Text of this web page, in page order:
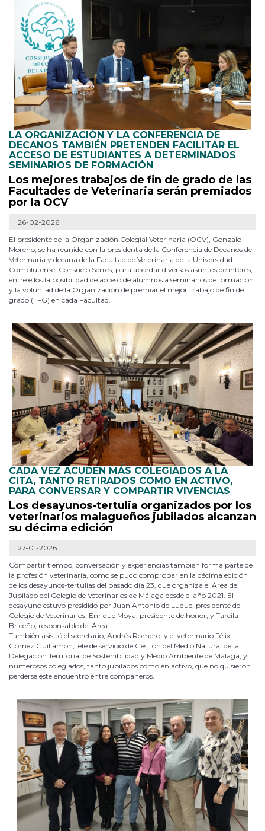
LA ORGANIZACIÓN Y LA CONFERENCIA DE
DECANOS TAMBIÉN PRETENDEN FACILITAR EL
ACCESO DE ESTUDIANTES A DETERMINADOS
SEMINARIOS DE FORMACIÓN
Los mejores trabajos de fin de grado de las
Facultades de Veterinaria serán premiados
por la OCV
26-02-2026
El presidente de la Organización Colegial Veterinaria (OCV), Gonzalo
Moreno, se ha reunido con la presidenta de la Conferencia de Decanos de
Veterinaria y decana de la Facultad de Veterinaria de la Universidad
Complutense, Consuelo Serres, para abordar diversos asuntos de interés,
entre ellos la posibilidad de acceso de alumnos a seminarios de formación
y la voluntad de la Organización de premiar el mejor trabajo de fin de
grado (TFG) en cada Facultad.
CADA VEZ ACUDEN MÁS COLEGIADOS A LA
CITA, TANTO RETIRADOS COMO EN ACTIVO,
PARA CONVERSAR Y COMPARTIR VIVENCIAS
Los desayunos-tertulia organizados por los
veterinarios malagueños jubilados alcanzan
su décima edición
27-01-2026
Compartir tiempo, conversación y experiencias también forma parte de
la profesión veterinaria, como se pudo comprobar en la décima edición
de los desayunos-tertulias del pasado día 23, que organiza el Área del
Jubilado del Colegio de Veterinarios de Málaga desde el año 2021. El
desayuno estuvo presidido por Juan Antonio de Luque, presidente del
Colegio de Veterinarios; Enrique Moya, presidente de honor, y Tarcila
Briceño, responsable del Área.
También asistió el secretario, Andrés Romero, y el veterinario Félix
Gómez Guillamón, jefe de servicio de Gestión del Medio Natural de la
Delegación Territorial de Sostenibilidad y Medio Ambiente de Málaga, y
numerosos colegiados, tanto jubilados como en activo, que no quisieron
perderse este encuentro entre compañeros.